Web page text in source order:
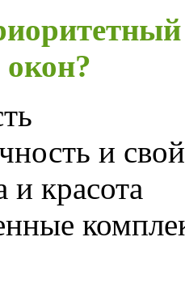
и
и красота